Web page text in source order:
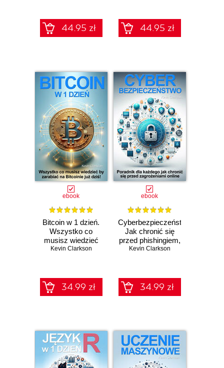
44.95 zł
program
44.95 zł
ebook
Bitcoin w 1 dzień.
Wszystko co
musisz wiedzieć
by zacząć
Kevin Clarkson
34.99 zł
ebook
Cyberbezpieczeństwo.
Jak chronić się
przed phishingiem,
cyberstalkingiem,
hakowaniem,
malware,
cyberstalkingiem,
Kevin Clarkson
34.99 zł